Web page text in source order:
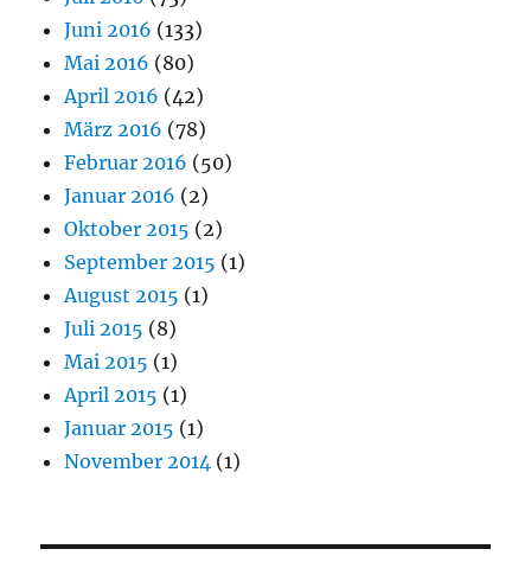
Juni 2016 (133)
Mai 2016 (80)
April 2016 (42)
März 2016 (78)
Februar 2016 (50)
Januar 2016 (2)
Oktober 2015 (2)
September 2015 (1)
August 2015 (1)
Juli 2015 (8)
Mai 2015 (1)
April 2015 (1)
Januar 2015 (1)
November 2014 (1)